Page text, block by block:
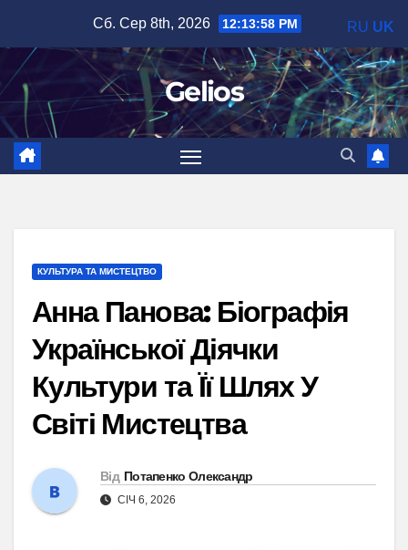
вмісту
Сб. Сер 8th, 2026 12:13:59 PM
Gelios
КУЛЬТУРА ТА МИСТЕЦТВО
Анна Панова: Біографія
Української Діячки
Культури та Її Шлях У
Світі Мистецтва
Від Потапенко Олександр
СІЧ 6, 2026
RU UK